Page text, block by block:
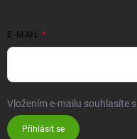
E-MAIL
Vložením e-mailu souhlasíte s
Přihlásit se